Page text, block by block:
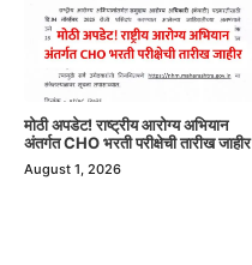
मोठी अपडेट! राष्ट्रीय आरोग्य अभियान
अंतर्गत CHO भरती परीक्षेची तारीख जाहीर
August 1, 2026